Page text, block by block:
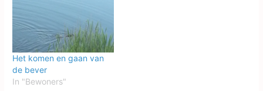
Het komen en gaan van
de bever
In "Bewoners"